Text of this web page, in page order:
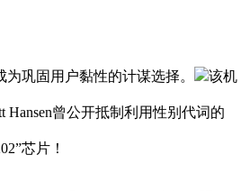
巩固用户黏性的计谋选择。 该机
曾公开抵制利用性别代词的
芯片！